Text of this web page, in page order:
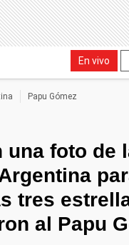
En vivo
Papu Gómez
una foto de
tres
al Papu